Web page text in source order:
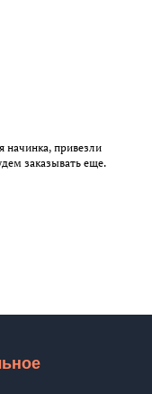
начинка, привезли
заказывать еще.